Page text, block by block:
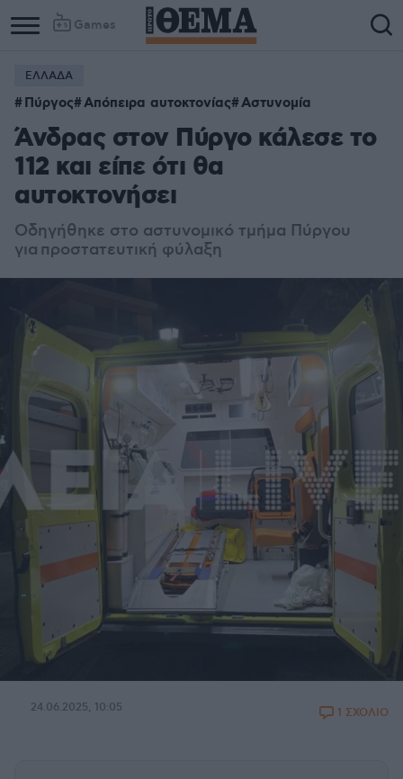
Games
ΕΛΛΑΔΑ
Πύργος Απόπειρα αυτοκτονίας Αστυνομία
Άνδρας στον Πύργο κάλεσε το
112 και είπε ότι θα
αυτοκτονήσει
Οδηγήθηκε στο αστυνομικό τμήμα Πύργου
για προστατευτική φύλαξη
24.06.2025, 10:05 1 ΣΧΟΛΙΟ